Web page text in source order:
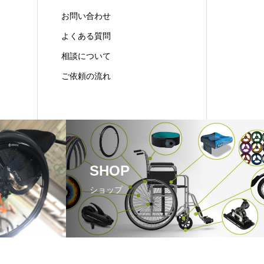
お問い合わせ
よくある質問
相談について
ご依頼の流れ
SHOP
ショップ